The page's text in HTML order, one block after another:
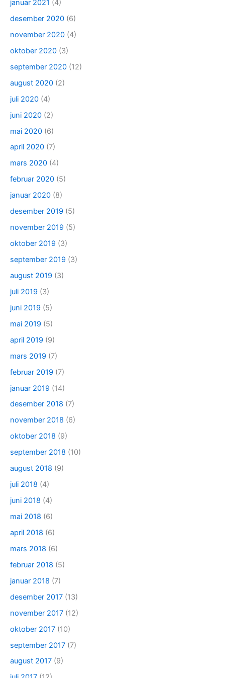
januar 2021 (4)
desember 2020 (6)
november 2020 (4)
oktober 2020 (3)
september 2020 (12)
august 2020 (2)
juli 2020 (4)
juni 2020 (2)
mai 2020 (6)
april 2020 (7)
mars 2020 (4)
februar 2020 (5)
januar 2020 (8)
desember 2019 (5)
november 2019 (5)
oktober 2019 (3)
september 2019 (3)
august 2019 (3)
juli 2019 (3)
juni 2019 (5)
mai 2019 (5)
april 2019 (9)
mars 2019 (7)
februar 2019 (7)
januar 2019 (14)
desember 2018 (7)
november 2018 (6)
oktober 2018 (9)
september 2018 (10)
august 2018 (9)
juli 2018 (4)
juni 2018 (4)
mai 2018 (6)
april 2018 (6)
mars 2018 (6)
februar 2018 (5)
januar 2018 (7)
desember 2017 (13)
november 2017 (12)
oktober 2017 (10)
september 2017 (7)
august 2017 (9)